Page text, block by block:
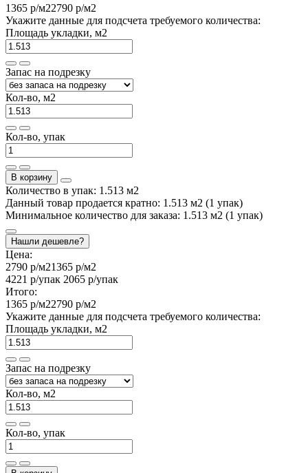
1365 р/м22790 р/м2
Укажите данные для подсчета требуемого количества:
Площадь укладки, м2
Запас на подрезку
Кол-во, м2
Кол-во, упак
В корзину
Количество в упак: 1.513 м2
Данный товар продается кратно: 1.513 м2 (1 упак)
Минимальное количество для заказа: 1.513 м2 (1 упак)
Нашли дешевле?
Цена:
2790 р/м21365 р/м2
4221 р/упак 2065 р/упак
Итого:
1365 р/м22790 р/м2
Укажите данные для подсчета требуемого количества:
Площадь укладки, м2
Запас на подрезку
Кол-во, м2
Кол-во, упак